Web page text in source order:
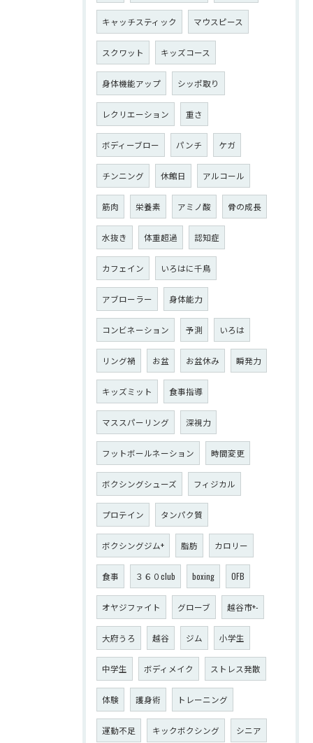
キャッチスティック マウスピース
スクワット キッズコース
身体機能アップ シッポ取り
レクリエーション 重さ
ボディーブロー パンチ ケガ
チンニング 休館日 アルコール
筋肉 栄養素 アミノ酸 骨の成長
水抜き 体重超過 認知症
カフェイン いろはに千鳥
アブローラー 身体能力
コンビネーション 予測 いろは
リング禍 お盆 お盆休み 瞬発力
キッズミット 食事指導
マススパーリング 深視力
フットボールネーション 時間変更
ボクシングシューズ フィジカル
プロテイン タンパク質
ボクシングジム+ 脂肪 カロリー
食事 ３６０club boxing OFB
オヤジファイト グローブ 越谷市+-
大府うろ 越谷 ジム 小学生
中学生 ボディメイク ストレス発散
体験 護身術 トレーニング
運動不足 キックボクシング シニア